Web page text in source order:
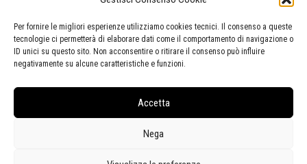
Per fornire le migliori esperienze utilizziamo cookies tecnici. Il consenso a queste
tecnologie ci permetterà di elaborare dati come il comportamento di navigazione o
ID unici su questo sito. Non acconsentire o ritirare il consenso può influire
negativamente su alcune caratteristiche e funzioni.
Accetta
Nega
Cell:+39 338 5714978 (orario apertura Galleria)
Tel:
+39 0584 944580
(orario 09.00/13.00)
Email:gamc@comune.viareggio.lu.it
Segnalazione di inaccessibilità